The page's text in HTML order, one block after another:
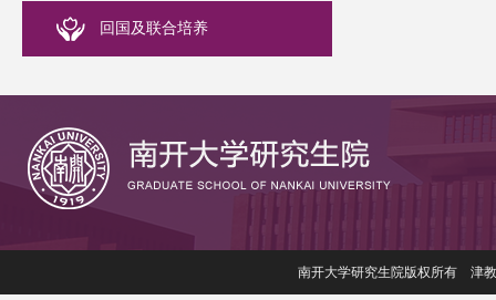
回国及联合培养
南开大学研究生院版权所有 津